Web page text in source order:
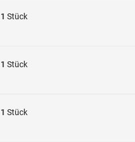
1 Stück
1 Stück
1 Stück